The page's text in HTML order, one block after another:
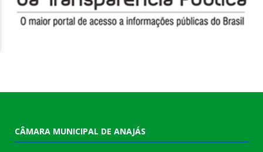
CÂMARA MUNICIPAL DE ANAJÁS